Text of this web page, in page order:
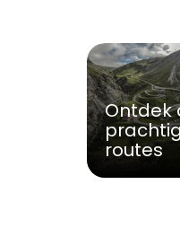
Ontdek
routes